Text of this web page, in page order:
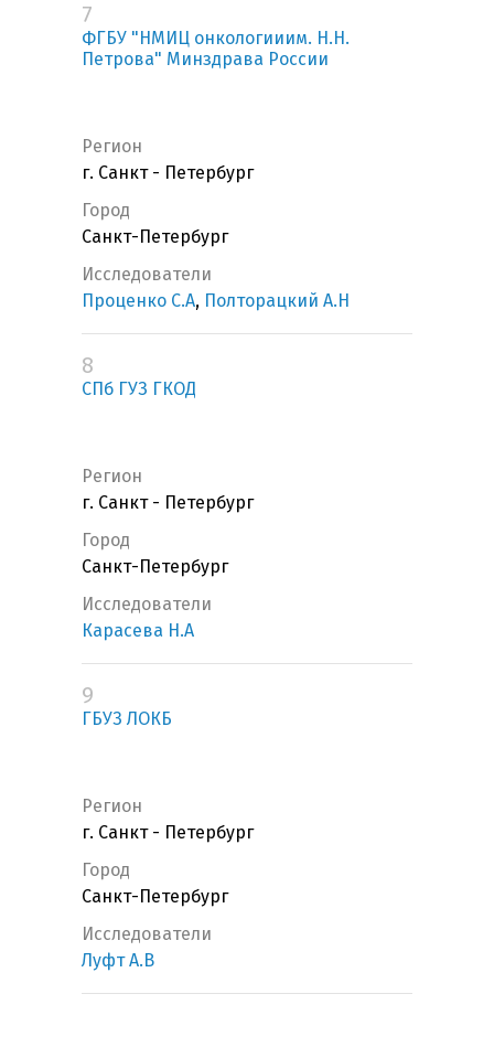
7
ФГБУ "НМИЦ онкологииим. Н.Н.
Петрова" Минздрава России
Регион
г. Санкт - Петербург
Город
Санкт-Петербург
Исследователи
Проценко С.А, Полторацкий А.Н
8
СПб ГУЗ ГКОД
Регион
г. Санкт - Петербург
Город
Санкт-Петербург
Исследователи
Карасева Н.А
9
ГБУЗ ЛОКБ
Регион
г. Санкт - Петербург
Город
Санкт-Петербург
Исследователи
Луфт А.В